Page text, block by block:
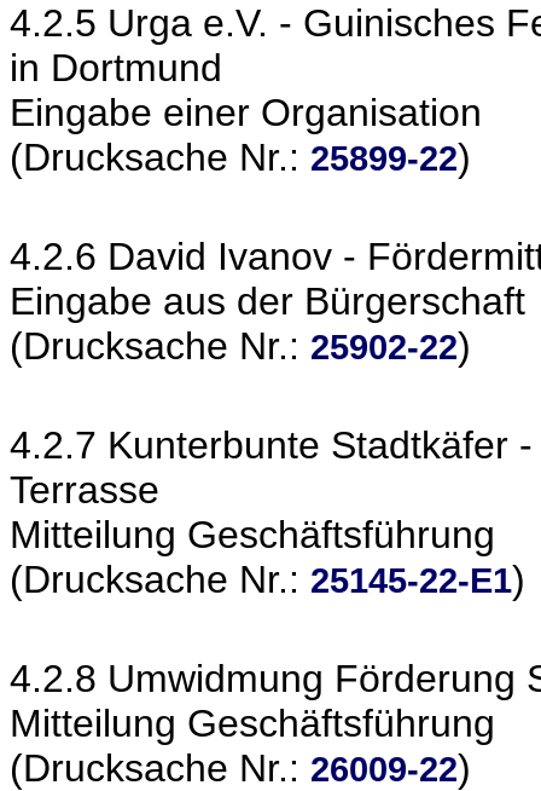
4.2.5 Urga e.V. - Guinisches
in Dortmund
Eingabe einer Organisation
(Drucksache Nr.: 25899-22)
4.2.6 David Ivanov -
Eingabe aus der Bürgerschaft
(Drucksache Nr.: 25902-22)
4.2.7 Kunterbunte Stadtkäfer
Terrasse
Mitteilung Geschäftsführung
(Drucksache Nr.: 25145-22-E1)
4.2.8 Umwidmung Förderung
Mitteilung Geschäftsführung
(Drucksache Nr.: 26009-22)